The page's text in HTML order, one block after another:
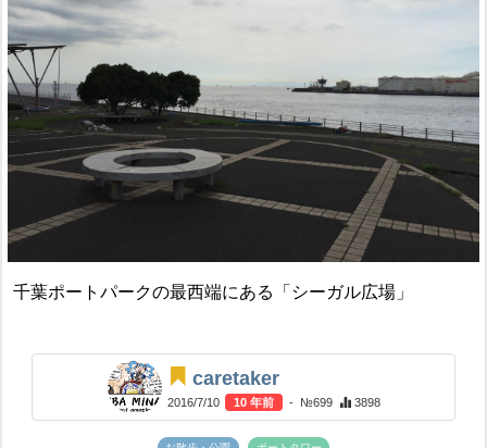
千葉ポートパークの最西端にある「シーガル広場」
caretaker
2016/7/10 10 年前 - №699 3898